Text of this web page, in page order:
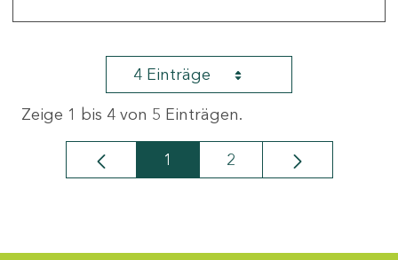
4 Einträge
Zeige 1 bis 4 von 5 Einträgen.
Seite
1 Seite
2